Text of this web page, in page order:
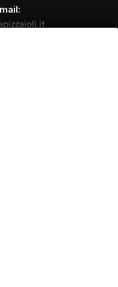
ITALIANA
de cookies